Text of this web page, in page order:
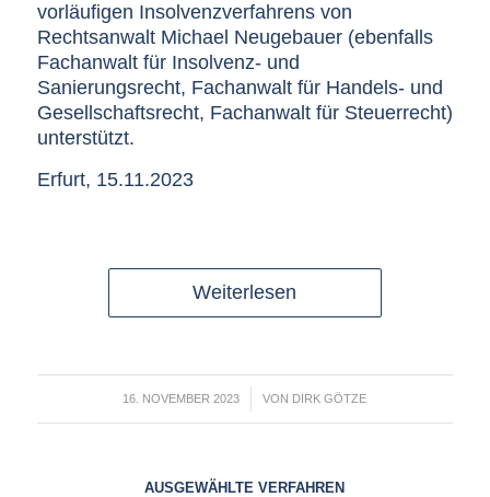
vorläufigen Insolvenzverfahrens von
Rechtsanwalt Michael Neugebauer (ebenfalls
Fachanwalt für Insolvenz- und
Sanierungsrecht, Fachanwalt für Handels- und
Gesellschaftsrecht, Fachanwalt für Steuerrecht)
unterstützt.
Erfurt, 15.11.2023
Weiterlesen
16. NOVEMBER 2023
/ VON DIRK GÖTZE
AUSGEWÄHLTE VERFAHREN